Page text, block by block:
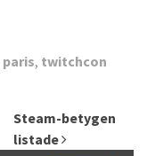
paris, twitchcon
Steam-betygen
listade